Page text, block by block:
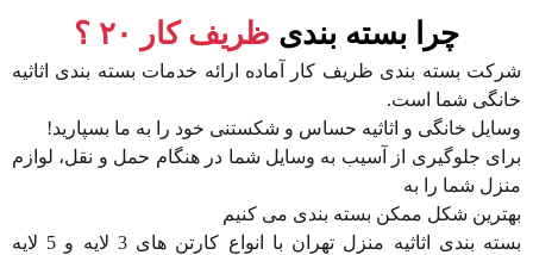
چرا بسته بندی ظریف کار ۲۰ ؟
شرکت بسته بندی ظریف کار آماده ارائه خدمات بسته بندی اثاثیه
خانگی شما است.
وسایل خانگی و اثاثیه حساس و شکستنی خود را به ما بسپارید!
برای جلوگیری از آسیب به وسایل شما در هنگام حمل و نقل، لوازم
منزل شما را به
بهترین شکل ممکن بسته بندی می کنیم
بسته بندی اثاثیه منزل تهران با انواع کارتن های 3 لایه و 5 لایه